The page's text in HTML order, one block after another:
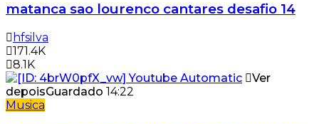
matanca sao lourenco cantares desafio 14
hfsilva
171.4K
8.1K
Ver
depoisGuardado 14:22
Musica